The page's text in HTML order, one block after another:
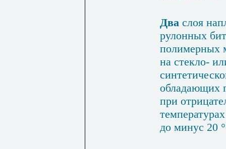
Два слоя
рулонных
полимерных
на стекло-
обладающих
при
до минус 20